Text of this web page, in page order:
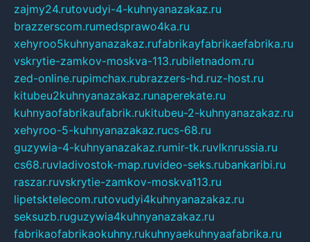
zajmy24.rutovudyi-4-kuhnyanazakaz.ru
brazzerscom.rumedsprawo4ka.ru
xehyroo5kuhnyanazakaz.rufabrikayfabrikaefabrika.ru
vskrytie-zamkov-moskva-113.rubiletnadom.ru
zed-online.rupimchax.rubrazzers-hd.ruz-host.ru
kitubeu2kuhnyanazakaz.runaperekate.ru
kuhnyaofabrikaufabrik.rukitubeu-2-kuhnyanazakaz.ru
xehyroo-5-kuhnyanazakaz.rucs-68.ru
guzywia-4-kuhnyanazakaz.rumir-tk.ruvlknrussia.ru
cs68.ruvladivostok-map.ruvideo-seks.rubankaribi.ru
raszar.ruvskrytie-zamkov-moskva113.ru
lipetsktelecom.rutovudyi4kuhnyanazakaz.ru
seksuzb.ruguzywia4kuhnyanazakaz.ru
fabrikaofabrikaokuhny.rukuhnyaekuhnyaafabrika.ru